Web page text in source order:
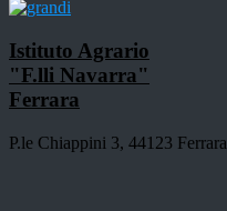
Istituto Agrario
"F.lli Navarra"
Ferrara
P.le Chiappini 3, 44123 Ferrara